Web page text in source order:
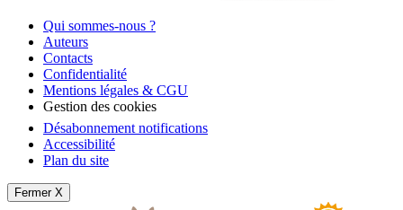
Qui sommes-nous ?
Auteurs
Contacts
Confidentialité
Mentions légales & CGU
Gestion des cookies
Désabonnement notifications
Accessibilité
Plan du site
Fermer X